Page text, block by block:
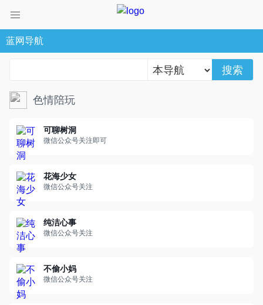
蓝网导航
搜索
色情陪玩
可聊树洞
微信公众号关注即可
花海少女
微信公众号关注
纯洁心事
微信公众号关注
不偷小妈
微信公众号关注